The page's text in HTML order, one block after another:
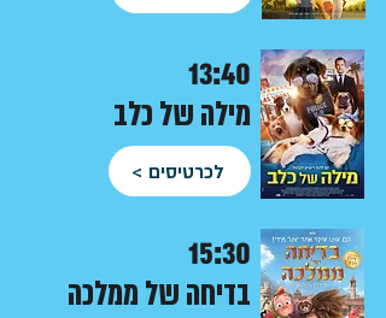
מילה של כלב
13:40
לכרטיסים >
בדיחה של ממלכה
15:30